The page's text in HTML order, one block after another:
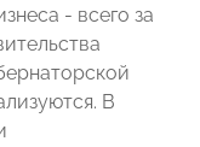
- всего за
В